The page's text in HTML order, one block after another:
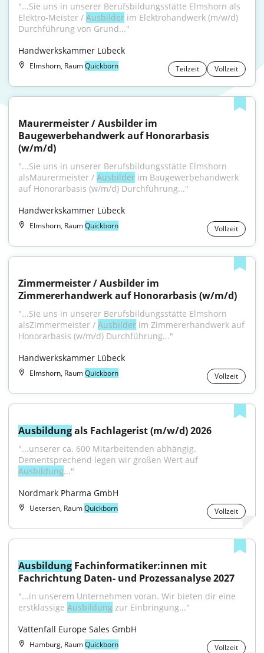
"...Sie uns in unserer Berufsbildungsstätte Elmshorn als
Elektro-Meister / Ausbilder im Elektrohandwerk (m/w/d)
Durchführung von Grund..."
Handwerkskammer Lübeck
Elmshorn, RaumQuickborn Teilzeit Vollzeit
Maurermeister / Ausbilder im
Baugewerbehandwerk auf Honorarbasis
(w/m/d)
"...Sie uns in unserer Berufsbildungsstätte Elmshorn
alsMaurermeister / Ausbilder im Baugewerbehandwerk
auf Honorarbasis (w/m/d) Durchführung..."
Handwerkskammer Lübeck
Elmshorn, RaumQuickborn Vollzeit
Zimmermeister / Ausbilder im
Zimmererhandwerk auf Honorarbasis (w/m/d)
"...Sie uns in unserer Berufsbildungsstätte Elmshorn
alsZimmermeister / Ausbilder im Zimmererhandwerk auf
Honorarbasis (w/m/d) Durchführung..."
Handwerkskammer Lübeck
Elmshorn, RaumQuickborn Vollzeit
Ausbildung als Fachlagerist (m/w/d) 2026
"...unserer ca. 600 Mitarbeitenden abhängig.
Ausbildung..."
Nordmark Pharma GmbH
Uetersen, RaumQuickborn Vollzeit
Ausbildung Fachinformatiker:innen mit
Fachrichtung Daten- und Prozessanalyse 2027
"...in unserem Unternehmen voran. Wir bieten dir eine
erstklassige Ausbildung zur Einbringung..."
Vattenfall Europe Sales GmbH
Hamburg, RaumQuickborn Vollzeit